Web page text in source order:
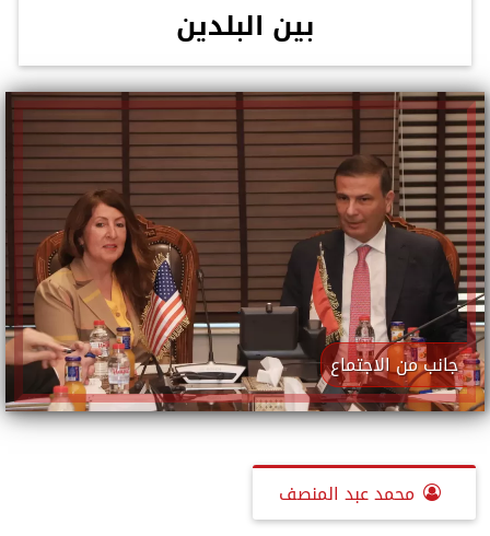
بين البلدين
جانب من الاجتماع
محمد عبد المنصف